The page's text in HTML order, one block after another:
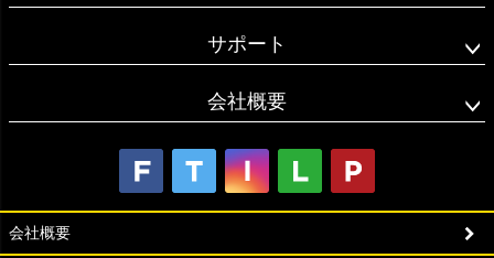
サポート
会社概要
会社概要